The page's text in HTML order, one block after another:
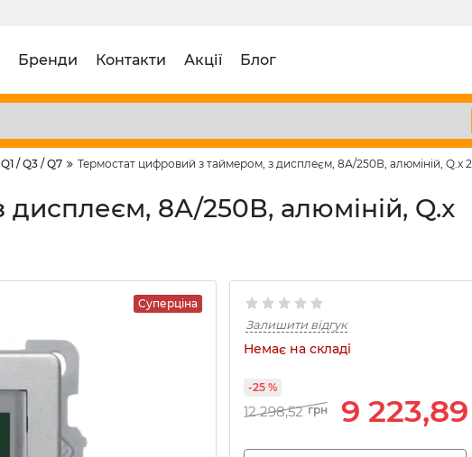
Бренди Контакти Акції Блог
/ Q3 / Q7 Термостат цифровий з таймером, з дисплеєм, 8А/250В, алюміній, Q.x
8А/250В, алюміній, Q.x
Суперціна
Залишити відгук
Немає на складі
12 298,52 грн 9 223,89
-25 %